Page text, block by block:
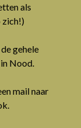
als
zich!)
gehele
Nood.
mail naar